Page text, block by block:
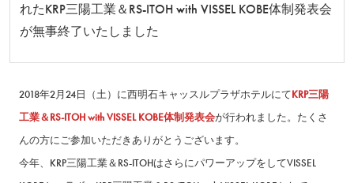
れたKRP三陽工業＆RS-ITOH with VISSEL KOBE体制発表会
が無事終了いたしました
2018年2月24日（土）に西明石キャッスルプラザホテルにてKRP三陽
工業＆RS-ITOH with VISSEL KOBE体制発表会が行われました。たくさ
んの方にご参加いただきありがとうございます。
今年、KRP三陽工業＆RS-ITOHはさらにパワーアップをしてVISSEL